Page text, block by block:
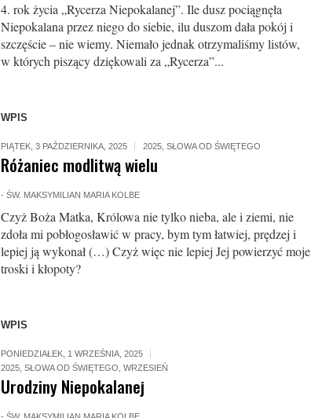
4. rok życia „Rycerza Niepokalanej”. Ile dusz pociągnęła
Niepokalana przez niego do siebie, ilu duszom dała pokój i
szczęście – nie wiemy. Niemało jednak otrzymaliśmy listów,
w których piszący dziękowali za „Rycerza”...
WPIS
PIĄTEK, 3 PAŹDZIERNIKA, 2025 2025, SŁOWA OD ŚWIĘTEGO
Różaniec modlitwą wielu
- ŚW. MAKSYMILIAN MARIA KOLBE
Czyż Boża Matka, Królowa nie tylko nieba, ale i ziemi, nie
zdoła mi pobłogosławić w pracy, bym tym łatwiej, prędzej i
lepiej ją wykonał (…) Czyż więc nie lepiej Jej powierzyć moje
troski i kłopoty?
WPIS
PONIEDZIAŁEK, 1 WRZEŚNIA, 2025
2025, SŁOWA OD ŚWIĘTEGO WRZESIEŃ
Urodziny Niepokalanej